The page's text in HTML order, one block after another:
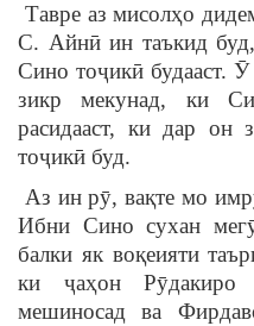
Тавре аз мисолҳо
С. Айнӣ ин таъкид
Сино тоҷикӣ будааст.
зикр мекунад, ки
расидааст, ки дар он
тоҷикӣ буд.
Аз ин рӯ, вақте мо
Ибни Сино сухан
балки як воқеияти
ки ҷаҳон Рӯдакиро
мешиносад ва